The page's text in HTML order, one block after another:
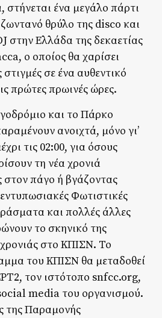
στήνεται ένα μεγάλο πάρτι
θρύλο της disco και
στην Ελλάδα της δεκαετίας
ο οποίος θα χαρίσει
στιγμές σε ένα αυθεντικό
πρώτες πρωινές ώρες.
και το Πάρκο
ανοιχτά, μόνο γι’
τις 02:00, για όσους
τη νέα χρονιά
στον πάγο ή βγάζοντας
Φωτιστικές
και πολλές άλλες
το σκηνικό της
στο ΚΠΙΣΝ. Το
του ΚΠΙΣΝ θα μεταδοθεί
τον ιστότοπο snfcc.org,
media του οργανισμού.
της Παραμονής